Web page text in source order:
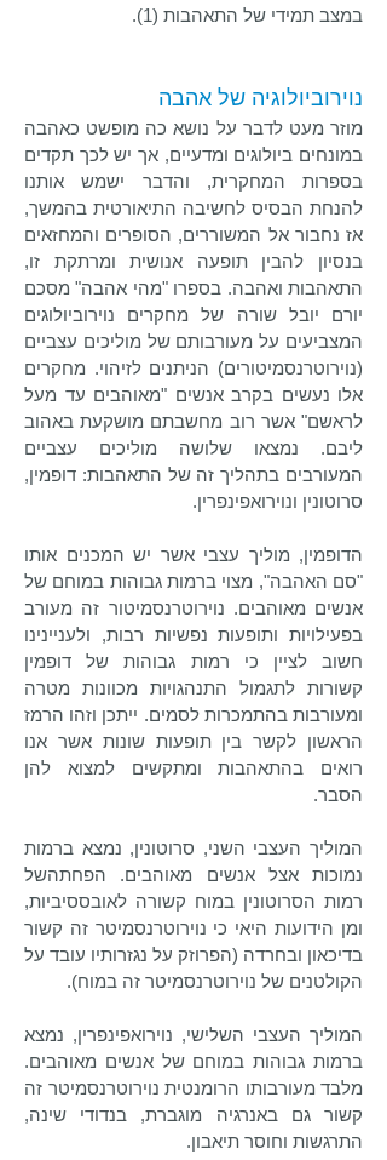
במצב תמידי של התאהבות (1).
נוירוביולוגיה של אהבה
מוזר מעט לדבר על נושא כה מופשט כאהבה
במונחים ביולוגים ומדעיים, אך יש לכך תקדים
בספרות המחקרית, והדבר ישמש אותנו
להנחת הבסיס לחשיבה התיאורטית בהמשך,
אז נחבור אל המשוררים, הסופרים והמחזאים
בנסיון להבין תופעה אנושית ומרתקת זו,
התאהבות ואהבה. בספרו "מהי אהבה" מסכם
יורם יובל שורה של מחקרים נוירוביולוגים
המצביעים על מעורבותם של מוליכים עצביים
(נוירוטרנסמיטורים) הניתנים לזיהוי. מחקרים
אלו נעשים בקרב אנשים "מאוהבים עד מעל
לראשם" אשר רוב מחשבתם מושקעת באהוב
ליבם. נמצאו שלושה מוליכים עצביים
המעורבים בתהליך זה של התאהבות: דופמין,
סרוטונין ונוירואפינפרין.
הדופמין, מוליך עצבי אשר יש המכנים אותו
"סם האהבה", מצוי ברמות גבוהות במוחם של
אנשים מאוהבים. נוירוטרנסמיטור זה מעורב
בפעילויות ותופעות נפשיות רבות, ולעניינינו
חשוב לציין כי רמות גבוהות של דופמין
קשורות לתגמול התנהגויות מכוונות מטרה
ומעורבות בהתמכרות לסמים. ייתכן וזהו הרמז
הראשון לקשר בין תופעות שונות אשר אנו
רואים בהתאהבות ומתקשים למצוא להן
הסבר.
המוליך העצבי השני, סרוטונין, נמצא ברמות
נמוכות אצל אנשים מאוהבים. הפחתהשל
רמות הסרוטונין במוח קשורה לאובססיביות,
ומן הידועות היאי כי נוירוטרנסמיטר זה קשור
בדיכאון ובחרדה (הפרוזק על נגזרותיו עובד על
הקולטנים של נוירוטרנסמיטר זה במוח).
המוליך העצבי השלישי, נוירואפינפרין, נמצא
ברמות גבוהות במוחם של אנשים מאוהבים.
מלבד מעורבותו הרומנטית נוירוטרנסמיטר זה
קשור גם באנרגיה מוגברת, בנדודי שינה,
התרגשות וחוסר תיאבון.